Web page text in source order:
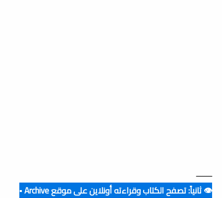
ــــــــ
👁️ ثانياً: تصفح الكتاب وقراءته أونلاين على موقع Archive ▪️